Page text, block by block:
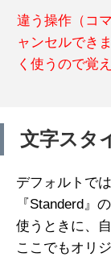
違う操作（コ
ャンセルでき
く使うので覚
文字スタ
デフォルトで
『Standerd』
使うときに、
ここでもオリ